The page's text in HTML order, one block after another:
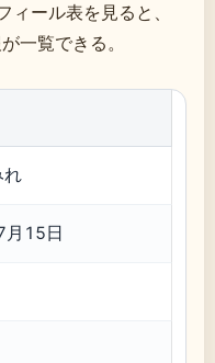
ール表を見ると、
一覧できる。
れ
15日